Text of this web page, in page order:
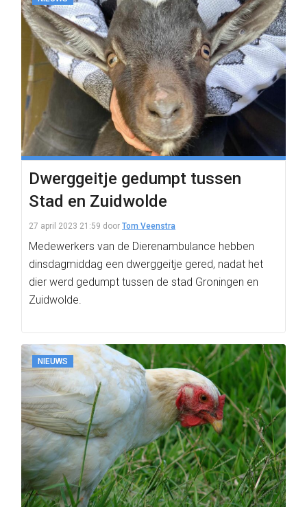
Dwerggeitje gedumpt tussen
Stad en Zuidwolde
27 april 2023 21:59 door Tom Veenstra
Medewerkers van de Dierenambulance hebben
dinsdagmiddag een dwerggeitje gered, nadat het
dier werd gedumpt tussen de stad Groningen en
Zuidwolde.
NIEUWS